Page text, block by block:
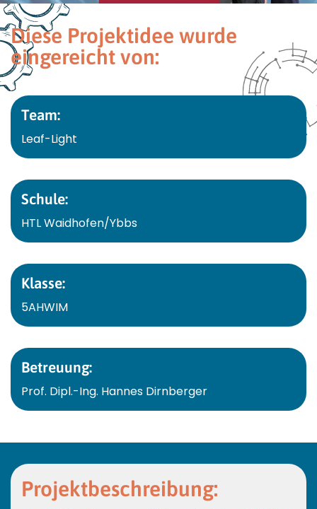
Diese Projektidee wurde
eingereicht von:
Team:
Leaf-Light
Schule:
HTL Waidhofen/Ybbs
Klasse:
5AHWIM
Betreuung:
Prof. Dipl.-Ing. Hannes Dirnberger
Projektbeschreibung: